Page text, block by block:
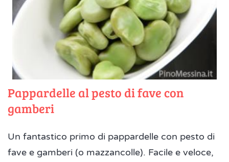
Pappardelle al pesto di fave con
gamberi
Un fantastico primo di pappardelle con pesto di
fave e gamberi (o mazzancolle). Facile e veloce,